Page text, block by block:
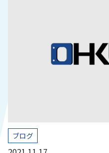
ブログ